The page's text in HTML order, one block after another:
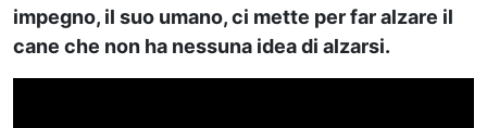
impegno, il suo umano, ci mette per far alzare il
cane che non ha nessuna idea di alzarsi.